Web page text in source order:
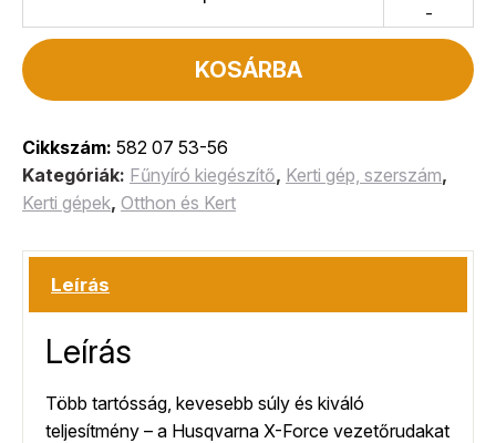
-
KOSÁRBA
Cikkszám: 582 07 53-56
Kategóriák: Fűnyíró kiegészítő, Kerti gép, szerszám,
Kerti gépek, Otthon és Kert
Leírás
Leírás
Több tartósság, kevesebb súly és kiváló
teljesítmény – a Husqvarna X-Force vezetőrudakat